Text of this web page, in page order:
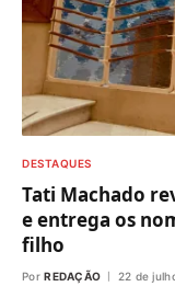
DESTAQUES
Tati Machado
e entrega os
filho
Por REDAÇÃO 22 de